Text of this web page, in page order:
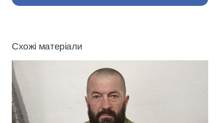
Схожі матеріали